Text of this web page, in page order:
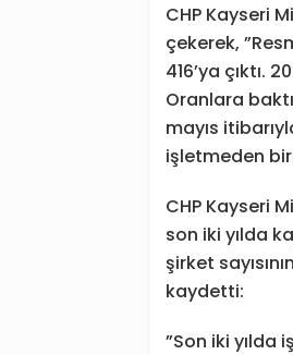
CHP Kayseri
çekerek,
416’ya çıktı.
Oranlara
mayıs
işletmeden
CHP Kayseri
son iki yılda
şirket
kaydetti:
”Son iki yılda